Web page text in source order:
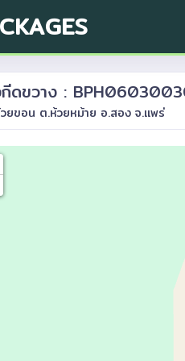
ดขวาง :
ยขอน ต.ห้วยหม้าย อ.สอง จ.แพร่